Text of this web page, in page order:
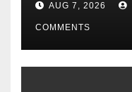
AUG 7, 2026
COMMENTS